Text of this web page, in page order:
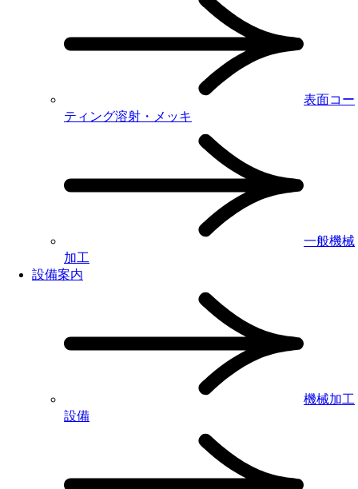
表面コー
ティング溶射・メッキ
一般機械
加工
設備案内
機械加工
設備